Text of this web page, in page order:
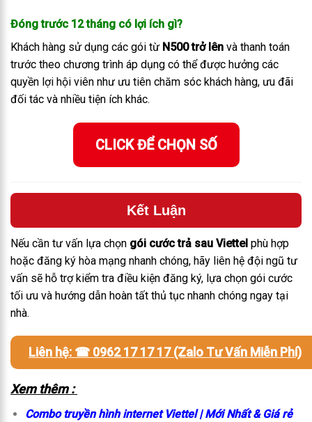
Đóng trước 12 tháng có lợi ích gì?
Khách hàng sử dụng các gói từ N500 trở lên và thanh toán
trước theo chương trình áp dụng có thể được hưởng các
quyền lợi hội viên như ưu tiên chăm sóc khách hàng, ưu đãi
đối tác và nhiều tiện ích khác.
CLICK ĐỂ CHỌN SỐ
Kết Luận
Nếu cần tư vấn lựa chọn gói cước trả sau Viettel phù hợp
hoặc đăng ký hòa mạng nhanh chóng, hãy liên hệ đội ngũ tư
vấn sẽ hỗ trợ kiểm tra điều kiện đăng ký, lựa chọn gói cước
tối ưu và hướng dẫn hoàn tất thủ tục nhanh chóng ngay tại
nhà.
Liên hệ: ☎ 0962 17 17 17 (Zalo Tư Vấn Miễn Phí)
Xem thêm :
Combo truyền hình internet Viettel | Mới Nhất & Giá rẻ